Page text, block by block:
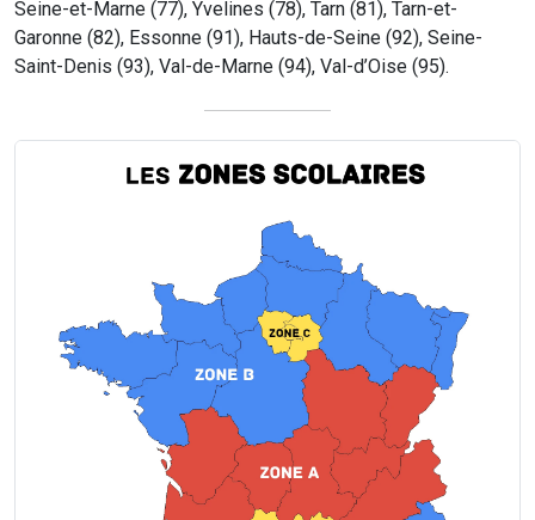
Seine-et-Marne (77), Yvelines (78), Tarn (81), Tarn-et-
Garonne (82), Essonne (91), Hauts-de-Seine (92), Seine-
Saint-Denis (93), Val-de-Marne (94), Val-d’Oise (95).